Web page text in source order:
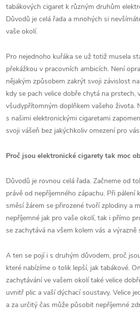
tabákových cigaret k různým druhům
Důvodů je celá řada a mnohých si
vaše okolí.
Pro nejednoho kuřáka se už totiž musela
překážkou v pracovních ambicích. Není
nějakým způsobem zakrýt svoji závislost
kdy se pach velice dobře chytá na prstech,
všudypřítomným doplňkem vašeho života.
s našimi elektronickými cigaretami
svoji vášeň bez jakýchkoliv omezení pro
Proč jsou elektronické cigarety tak moc
Důvodů je rovnou celá řada. Začneme od
právě od nepříjemného zápachu. Při pálení
směsí žárem se přirozené tvoří zplodiny a
nepříjemné jak pro vaše okolí, tak i přímo
se zachytává na všem kolem vás a výrazně
A ten se pojí i s druhým důvodem, proč
které nabízíme o tolik lepší, jak tabákové.
zachytávání ve vašem okolí také velice
uvnitř plic a vaší dýchací soustavy. Velice
a za určitý čas může působit nepříjemné